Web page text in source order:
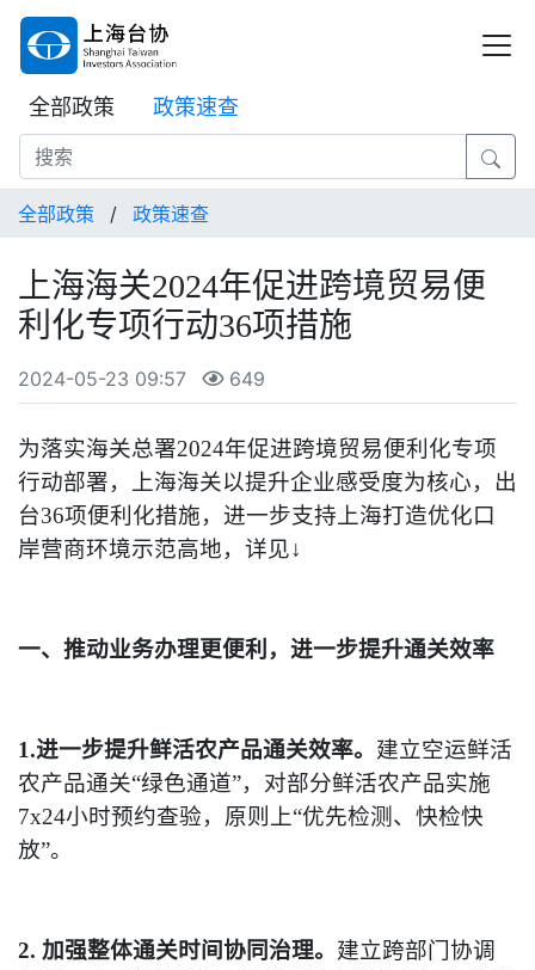
全部政策 政策速查
全部政策 / 政策速查
上海海关2024年促进跨境贸易便
利化专项行动36项措施
2024-05-23 09:57 649
为落实海关总署2024年促进跨境贸易便利化专项
行动部署，上海海关以提升企业感受度为核心，出
台36项便利化措施，进一步支持上海打造优化口
岸营商环境示范高地，详见↓
一、推动业务办理更便利，进一步提升通关效率
1.进一步提升鲜活农产品通关效率。 建立空运鲜活
农产品通关“绿色通道”，对部分鲜活农产品实施
7x24小时预约查验，原则上“优先检测、快检快
放”。
2. 加强整体通关时间协同治理。 建立跨部门协调